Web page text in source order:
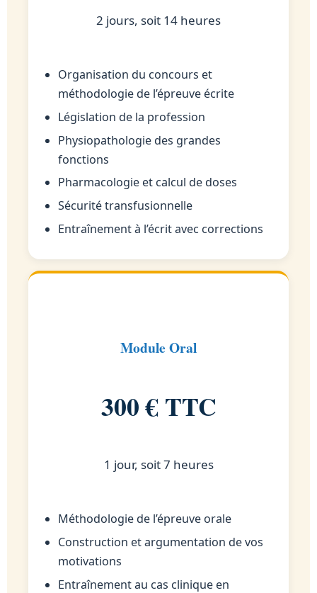
2 jours, soit 14 heures
Organisation du concours et
méthodologie de l’épreuve écrite
Législation de la profession
Physiopathologie des grandes
fonctions
Pharmacologie et calcul de doses
Sécurité transfusionnelle
Entraînement à l’écrit avec corrections
Module Oral
300 € TTC
1 jour, soit 7 heures
Méthodologie de l’épreuve orale
Construction et argumentation de vos
motivations
Entraînement au cas clinique en